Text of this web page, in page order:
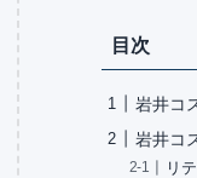
目次
岩井コ
岩井コ
リ